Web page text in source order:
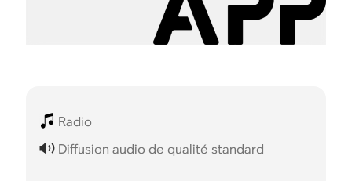
Radio
Diffusion audio de qualité standard